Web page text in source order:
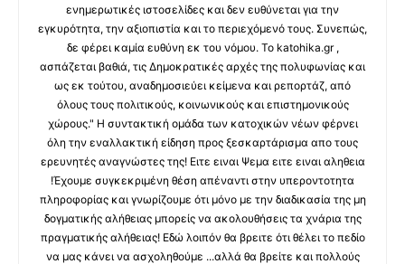
ενημερωτικές ιστοσελίδες και δεν ευθύνεται για την
εγκυρότητα, την αξιοπιστία και το περιεχόμενό τους. Συνεπώς,
δε φέρει καμία ευθύνη εκ του νόμου. Το katohika.gr ,
ασπάζεται βαθιά, τις Δημοκρατικές αρχές της πολυφωνίας και
ως εκ τούτου, αναδημοσιεύει κείμενα και ρεπορτάζ, από
όλους τους πολιτικούς, κοινωνικούς και επιστημονικούς
χώρους." Η συντακτική ομάδα των κατοχικών νέων φέρνει
όλη την εναλλακτική είδηση προς ξεσκαρτάρισμα απο τους
ερευνητές αναγνώστες της! Ειτε ειναι Ψεμα ειτε ειναι αληθεια
!Έχουμε συγκεκριμένη θέση απέναντι στην υπεροντοτητα
πληροφορίας και γνωρίζουμε ότι μόνο με την διαδικασία της μη
δογματικής αλήθειας μπορείς να ακολουθήσεις τα χνάρια της
πραγματικής αλήθειας! Εδώ λοιπόν θα βρειτε ότι θέλει το πεδίο
να μας κάνει να ασχοληθούμε ...αλλά θα βρείτε και πολλούς